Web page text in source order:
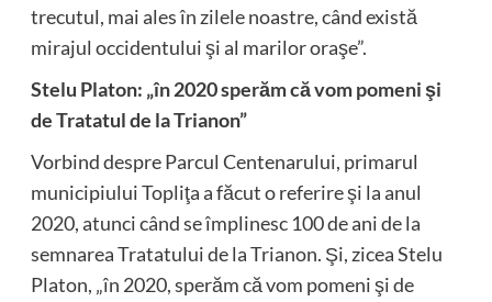
trecutul, mai ales în zilele noastre, când există
mirajul occidentului şi al marilor oraşe”.
Stelu Platon: „în 2020 sperăm că vom pomeni şi
de Tratatul de la Trianon”
Vorbind despre Parcul Centenarului, primarul
municipiului Topliţa a făcut o referire şi la anul
2020, atunci când se împlinesc 100 de ani de la
semnarea Tratatului de la Trianon. Şi, zicea Stelu
Platon, „în 2020, sperăm că vom pomeni şi de